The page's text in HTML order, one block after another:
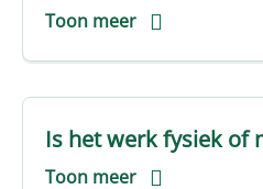
Toon meer
Is het werk fysiek of
Toon meer